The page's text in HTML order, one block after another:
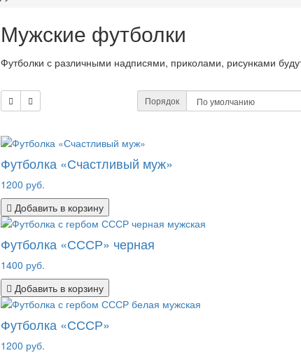
Мужские футболки
Футболки с различными надписями, приколами, рисунками
Порядок
Футболка «Счастливый муж»
1200 руб.
Добавить в корзину
Футболка «СССР» черная
1400 руб.
Добавить в корзину
Футболка «СССР»
1200 руб.